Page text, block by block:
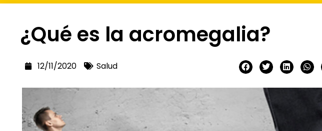
¿Qué es la acromegalia?
12/11/2020 Salud